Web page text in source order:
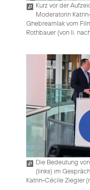
Kurz vor der
Moderatorin
Ghebreamlak vom
Rothbauer (von li.
Die Bedeutung
(links) im
Katrin-Cécile Ziegler